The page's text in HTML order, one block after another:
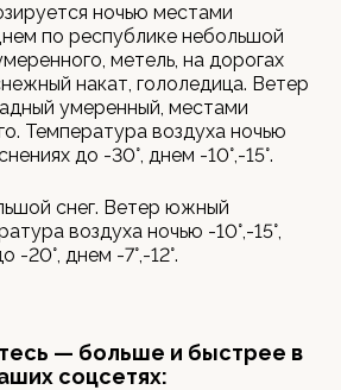
ночью местами
по республике небольшой
метель, на дорогах
накат, гололедица. Ветер
умеренный, местами
Температура воздуха ночью
до -30°, днем -10°,-15°.
снег. Ветер южный
воздуха ночью -10°,-15°,
-20°, днем -7°,-12°.
— больше и быстрее в
соцсетях: